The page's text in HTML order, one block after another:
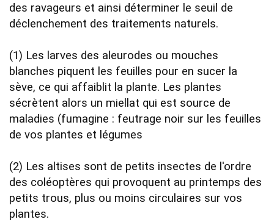
des ravageurs et ainsi déterminer le seuil de
déclenchement des traitements naturels.
(1) Les larves des aleurodes ou mouches
blanches piquent les feuilles pour en sucer la
sève, ce qui affaiblit la plante. Les plantes
sécrètent alors un miellat qui est source de
maladies (fumagine : feutrage noir sur les feuilles
de vos plantes et légumes
(2) Les altises sont de petits insectes de l'ordre
des coléoptères qui provoquent au printemps des
petits trous, plus ou moins circulaires sur vos
plantes.